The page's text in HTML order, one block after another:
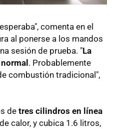
comenta en el
al ponerse a los mandos
sesión de prueba. "La
. Probablemente
combustión tradicional",
detres cilindros en línea
calor, y cubica 1.6 litros,